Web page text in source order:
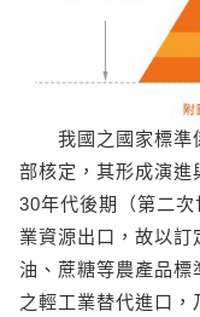
我國之國家標準係
部核定，其形成演進
30年代後期（第二
業資源出口，故以
油、蔗糖等農產品標
之輕工業替代進口，